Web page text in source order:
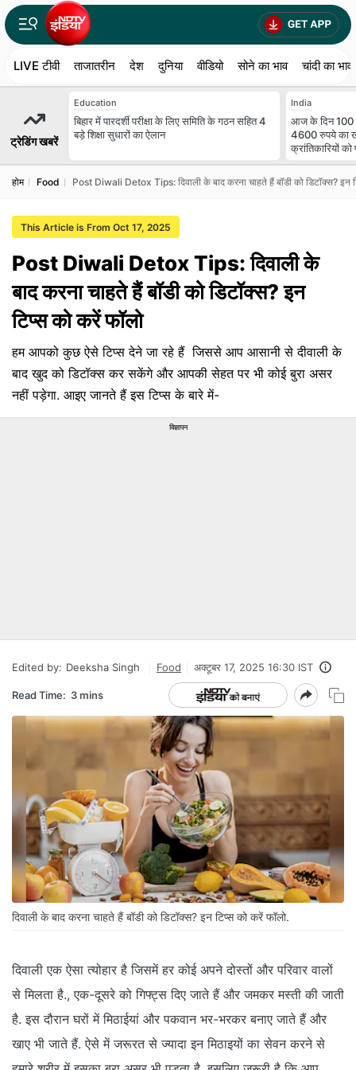
LIVE टीवी ताजातरीन देश दुनिया वीडियो सोने का भाव चांदी का भाव
ट्रेडिंग खबरें
Education
बिहार में पारदर्शी परीक्षा के लिए समिति के गठन सहित 4
बड़े शिक्षा सुधारों का ऐलान
India
आज के दिन 100
4600 रुपये का
क्रांतिकारियों को
होम Food Post Diwali Detox Tips: दिवाली के बाद करना चाहते हैं बॉडी को डिटॉक्स? इन
This Article is From Oct 17, 2025
Post Diwali Detox Tips: दिवाली के
बाद करना चाहते हैं बॉडी को डिटॉक्स? इन
टिप्स को करें फॉलो
हम आपको कुछ ऐसे टिप्स देने जा रहे हैं जिससे आप आसानी से दीवाली के
बाद खुद को डिटॉक्स कर सकेंगे और आपकी सेहत पर भी कोई बुरा असर
नहीं पड़ेगा. आइए जानते हैं इस टिप्स के बारे में-
विज्ञापन
Edited by: Deeksha Singh Food अक्टूबर 17, 2025 16:30 IST
Read Time: 3 mins
दिवाली के बाद करना चाहते हैं बॉडी को डिटॉक्स? इन टिप्स को करें फॉलो.
दिवाली एक ऐसा त्योहार है जिसमें हर कोई अपने दोस्तों और परिवार वालों
से मिलता है., एक-दूसरे को गिफ्ट्स दिए जाते हैं और जमकर मस्ती की जाती
है. इस दौरान घरों में मिठाईयां और पकवान भर-भरकर बनाए जाते हैं और
खाए भी जाते हैं. ऐसे में जरूरत से ज्यादा इन मिठाइयों का सेवन करने से